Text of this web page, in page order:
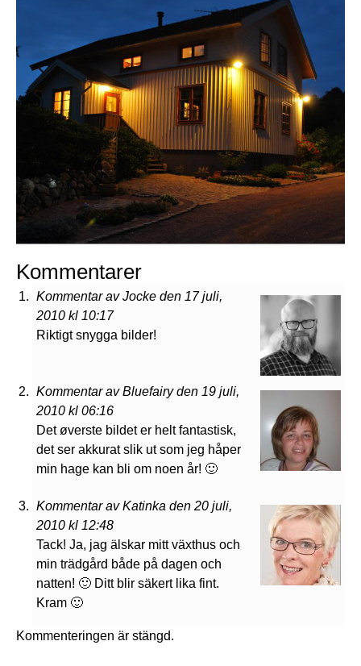
Kommentarer
Kommentar av Jocke den 17 juli,
2010 kl 10:17
Riktigt snygga bilder!
Kommentar av Bluefairy den 19 juli,
2010 kl 06:16
Det øverste bildet er helt fantastisk,
det ser akkurat slik ut som jeg håper
min hage kan bli om noen år! 🙂
Kommentar av Katinka den 20 juli,
2010 kl 12:48
Tack! Ja, jag älskar mitt växthus och
min trädgård både på dagen och
natten! 🙂 Ditt blir säkert lika fint.
Kram 🙂
Kommenteringen är stängd.